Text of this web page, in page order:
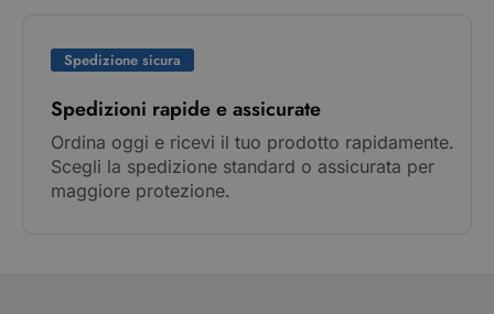
Spedizione sicura
Spedizioni rapide e assicurate
Ordina oggi e ricevi il tuo prodotto rapidamente.
Scegli la spedizione standard o assicurata per
maggiore protezione.